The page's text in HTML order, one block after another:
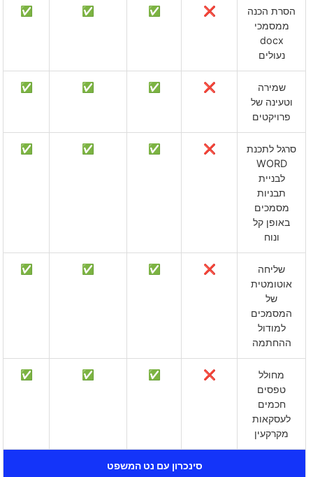
הסרת הכנה
ממסמכי
docx
נעולים
❌
✅
✅
✅
שמירה
וטעינה של
פרויקטים
❌
✅
✅
✅
סרגל לתכנת
WORD
לבניית
תבניות
מסמכים
באופן קל
ונוח
❌
✅
✅
✅
שליחה
אוטומטית
של
המסמכים
למודול
ההחתמה
❌
✅
✅
✅
מחולל
טפסים
חכמים
לעסקאות
מקרקעין
❌
✅
✅
✅
סינכרון עם נט המשפט